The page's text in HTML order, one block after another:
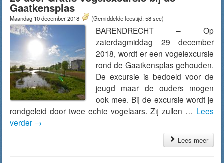
Gaatkensplas
Maandag 10 december 2018 (Gemiddelde leestijd: 58 sec)
BARENDRECHT – Op
zaterdagmiddag 29 december
2018, wordt er een vogelexcursie
rond de Gaatkensplas gehouden.
De excursie is bedoeld voor de
jeugd maar de ouders mogen
ook mee. Bij de excursie wordt je
rondgeleid door twee echte vogelaars. Zij zullen … Lees
verder →
Lees meer